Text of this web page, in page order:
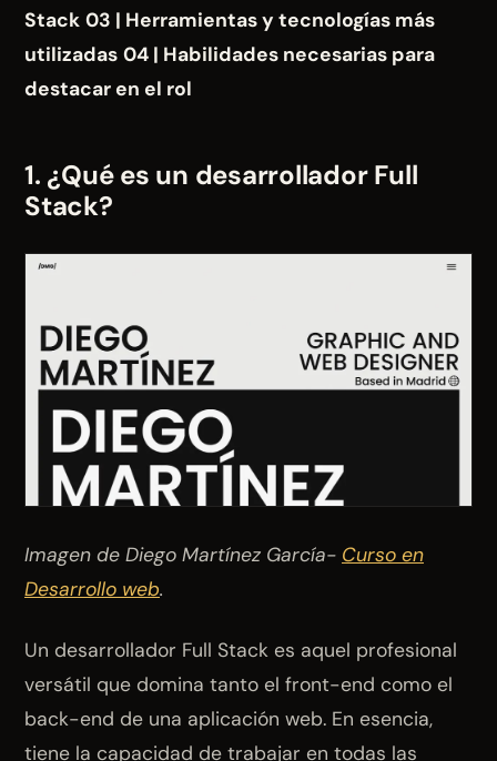
Stack 03 | Herramientas y tecnologías más
utilizadas 04 | Habilidades necesarias para
destacar en el rol
1. ¿Qué es un desarrollador Full
Stack?
Imagen de Diego Martínez García- Curso en
Desarrollo web.
Un desarrollador Full Stack es aquel profesional
versátil que domina tanto el front-end como el
back-end de una aplicación web. En esencia,
tiene la capacidad de trabajar en todas las